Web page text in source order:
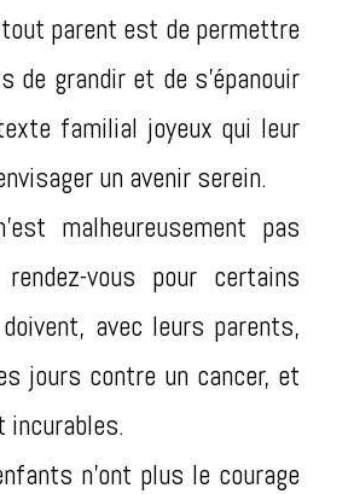
parent est de permettre
de grandir et de s’épanouir
familial joyeux qui leur
un avenir serein.
malheureusement pas
vous pour certains
avec leurs parents,
jours contre un cancer, et
incurables.
n’ont plus le courage